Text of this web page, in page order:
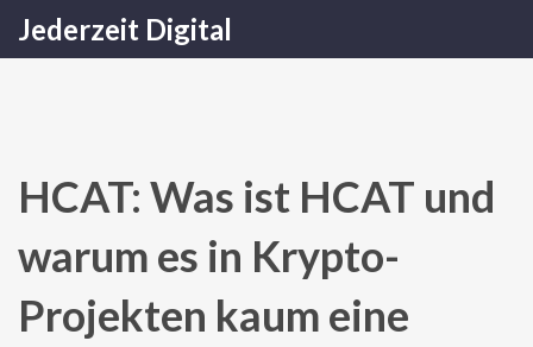
Jederzeit Digital
HCAT: Was ist HCAT und
warum es in Krypto-
Projekten kaum eine